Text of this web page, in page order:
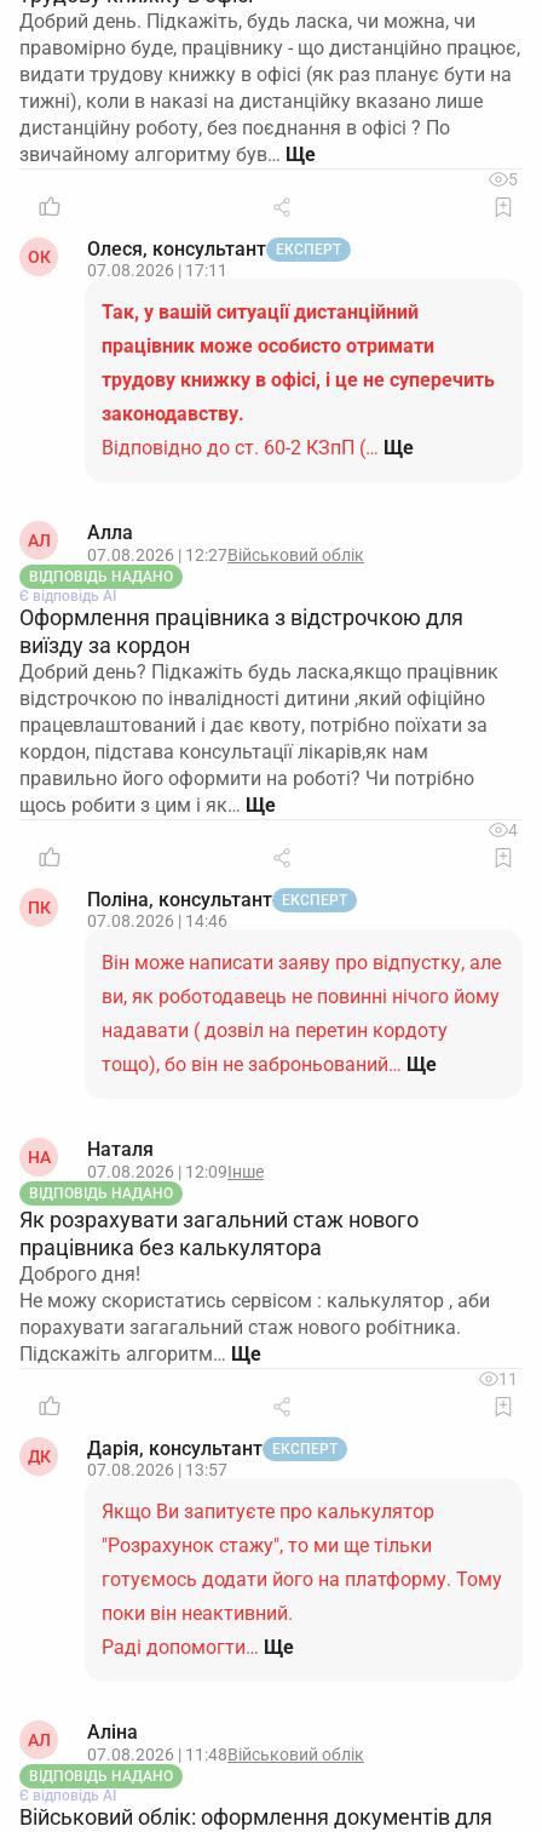
Добрий день. Підкажіть, будь ласка, чи можна, чи
правомірно буде, працівнику - що дистанційно працює,
видати трудову книжку в офісі (як раз планує бути на
тижні), коли в наказі на дистанційку вказано лише
дистанційну роботу, без поєднання в офісі ? По
звичайному алгоритму був…
5
ОК Олеся, консультант ЕКСПЕРТ
07.08.2026 | 17:11
Так, у вашій ситуації дистанційний
працівник може особисто отримати
трудову книжку в офісі, і це не суперечить
законодавству.
Відповідно до ст. 60-2 КЗпП (… Ще
АЛ Алла
07.08.2026 | 12:27Військовий облік
ВІДПОВІДЬ НАДАНО
Є відповідь АІ
Оформлення працівника з відстрочкою для
виїзду за кордон
Добрий день? Підкажіть будь ласка,якщо працівник
відстрочкою по інвалідності дитини ,який офіційно
працевлаштований і дає квоту, потрібно поїхати за
кордон, підстава консультації лікарів,як нам
правильно його оформити на роботі? Чи потрібно
щось робити з цим і як…
4
ПК Поліна, консультант ЕКСПЕРТ
07.08.2026 | 14:46
Він може написати заяву про відпустку, але
ви, як роботодавець не повинні нічого йому
надавати ( дозвіл на перетин кордоту
тощо), бо він не заброньований… Ще
НА Наталя
07.08.2026 | 12:09Інше
ВІДПОВІДЬ НАДАНО
Як розрахувати загальний стаж нового
працівника без калькулятора
Доброго дня!
Не можу скористатись сервісом : калькулятор , аби
порахувати загагальний стаж нового робітника.
Підскажіть алгоритм…
11
ДК Дарія, консультант ЕКСПЕРТ
07.08.2026 | 13:57
Якщо Ви запитуєте про калькулятор
"Розрахунок стажу", то ми ще тільки
готуємось додати його на платформу. Тому
поки він неактивний.
Раді допомогти… Ще
АЛ Аліна
07.08.2026 | 11:48Військовий облік
ВІДПОВІДЬ НАДАНО
Є відповідь АІ
Військовий облік: оформлення документів для